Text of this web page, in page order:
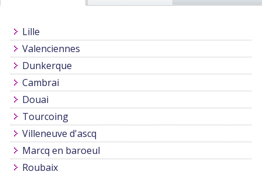
Lille
Valenciennes
Dunkerque
Cambrai
Douai
Tourcoing
Villeneuve d'ascq
Marcq en baroeul
Roubaix